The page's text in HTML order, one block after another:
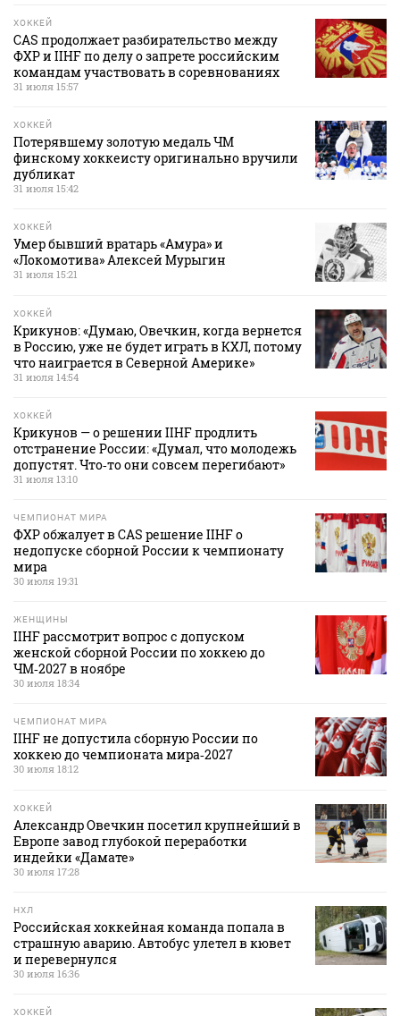
ХОККЕЙ
CAS продолжает разбирательство между
ФХР и IIHF по делу о запрете российским
командам участвовать в соревнованиях
31 июля 15:57
ХОККЕЙ
Потерявшему золотую медаль ЧМ
финскому хоккеисту оригинально вручили
дубликат
31 июля 15:42
ХОККЕЙ
Умер бывший вратарь «Амура» и
«Локомотива» Алексей Мурыгин
31 июля 15:21
ХОККЕЙ
Крикунов: «Думаю, Овечкин, когда вернется
в Россию, уже не будет играть в КХЛ, потому
что наиграется в Северной Америке»
31 июля 14:54
ХОККЕЙ
Крикунов — о решении IIHF продлить
отстранение России: «Думал, что молодежь
допустят. Что‑то они совсем перегибают»
31 июля 13:10
ЧЕМПИОНАТ МИРА
ФХР обжалует в CAS решение IIHF о
недопуске сборной России к чемпионату
мира
30 июля 19:31
ЖЕНЩИНЫ
IIHF рассмотрит вопрос с допуском
женской сборной России по хоккею до
ЧМ‑2027 в ноябре
30 июля 18:34
ЧЕМПИОНАТ МИРА
IIHF не допустила сборную России по
хоккею до чемпионата мира‑2027
30 июля 18:12
ХОККЕЙ
Александр Овечкин посетил крупнейший в
Европе завод глубокой переработки
индейки «Дамате»
30 июля 17:28
НХЛ
Российская хоккейная команда попала в
страшную аварию. Автобус улетел в кювет
и перевернулся
30 июля 16:36
ХОККЕЙ